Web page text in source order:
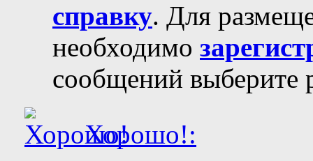
справку. Для
необходимо
сообщений выберите
Хорошо!: